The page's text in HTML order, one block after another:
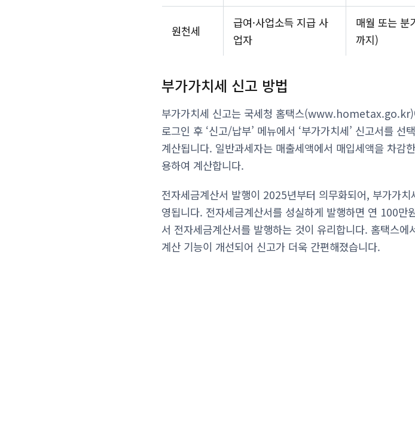
원천세
급여·사업소득 지급 사
업자
매월 또는 분
까지)
부가가치세 신고 방법
부가가치세 신고는 국세청 홈택스(www.hometax.go.kr)
로그인 후 ‘신고/납부’ 메뉴에서 ‘부가가치세’ 신고서를
계산됩니다. 일반과세자는 매출세액에서 매입세액을 차감
용하여 계산합니다.
전자세금계산서 발행이 2025년부터 의무화되어, 부가가
영됩니다. 전자세금계산서를 성실하게 발행하면 연 100
서 전자세금계산서를 발행하는 것이 유리합니다. 홈택스
계산 기능이 개선되어 신고가 더욱 간편해졌습니다.